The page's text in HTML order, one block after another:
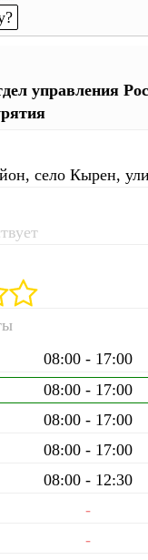
управления
село Кырен,
08:00 - 17:00
08:00 - 17:00
08:00 - 17:00
08:00 - 17:00
08:00 - 12:30
-
-